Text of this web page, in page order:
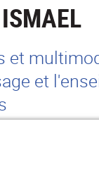
et
et